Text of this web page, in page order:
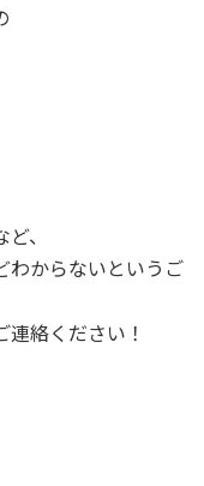
、
わからないというご
連絡ください！